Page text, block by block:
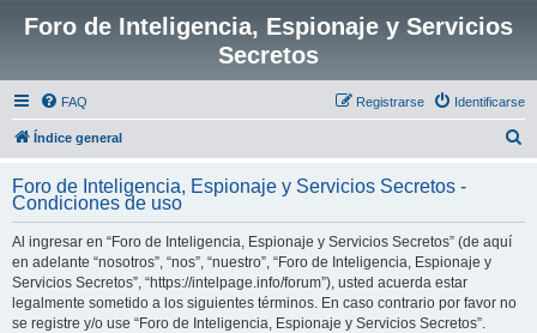
Foro de Inteligencia, Espionaje y Servicios
Secretos
FAQ Identificarse
Registrarse
Índice general
c
Foro de Inteligencia, Espionaje y Servicios Secretos -
Condiciones de uso
Al ingresar en “Foro de Inteligencia, Espionaje y Servicios Secretos” (de aquí
en adelante “nosotros”, “nos”, “nuestro”, “Foro de Inteligencia, Espionaje y
Servicios Secretos”, “https://intelpage.info/forum”), usted acuerda estar
legalmente sometido a los siguientes términos. En caso contrario por favor no
se registre y/o use “Foro de Inteligencia, Espionaje y Servicios Secretos”.